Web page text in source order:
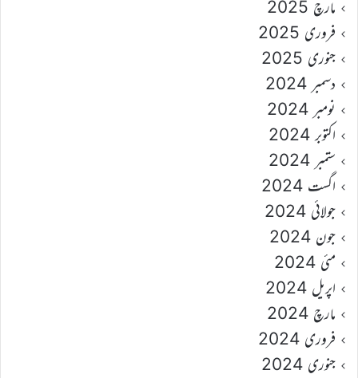
مارچ 2025
فروری 2025
جنوری 2025
دسمبر 2024
نومبر 2024
اکتوبر 2024
ستمبر 2024
اگست 2024
جولائی 2024
جون 2024
مئی 2024
اپریل 2024
مارچ 2024
فروری 2024
جنوری 2024